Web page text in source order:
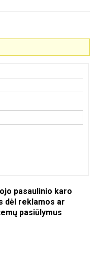
pasaulinio karo
dėl reklamos ar
pasiūlymus